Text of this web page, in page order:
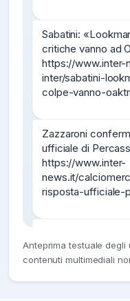
Sabatini:
critiche vanno ad
https://www.inter-
inter/sabatini-
colpe-vanno-
Zazzaroni
ufficiale di
https://www.inter-
news.it/
risposta-ufficiale-
La fine del
l’Inter mi fa ridere»
Anteprima testuale
contenuti multimediali